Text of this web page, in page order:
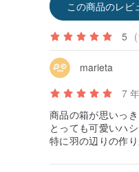
この商品のレビ
5
marieta
7
商品の箱が思いっ
とっても可愛いハ
特に羽の辺りの作